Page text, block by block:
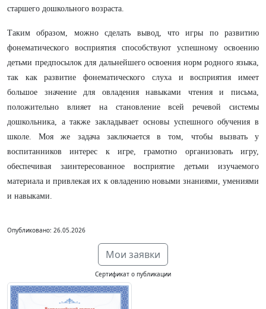
старшего дошкольного возраста.
Таким образом, можно сделать вывод, что игры по развитию
фонематического восприятия способствуют успешному освоению
детьми предпосылок для дальнейшего освоения норм родного языка,
так как развитие фонематического слуха и восприятия имеет
большое значение для овладения навыками чтения и письма,
положительно влияет на становление всей речевой системы
дошкольника, а также закладывает основы успешного обучения в
школе. Моя же задача заключается в том, чтобы вызвать у
воспитанников интерес к игре, грамотно организовать игру,
обеспечивая заинтересованное восприятие детьми изучаемого
материала и привлекая их к овладению новыми знаниями, умениями
и навыками.
Опубликовано: 26.05.2026
Мои заявки
Сертификат о публикации